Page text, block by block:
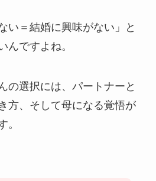
い＝結婚に興味がない」と
んですよね。
の選択には、パートナーと
方、そして母になる覚悟が
。